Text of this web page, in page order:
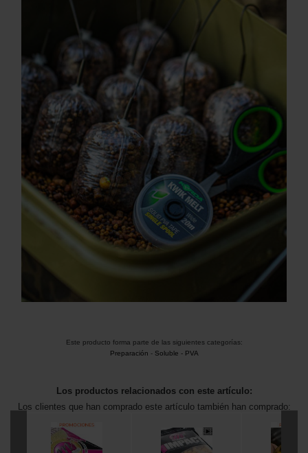
Este producto forma parte de las siguientes categorías:
Preparación - Soluble - PVA
Los productos relacionados con este artículo:
Los clientes que han comprado este artículo también han comprado: